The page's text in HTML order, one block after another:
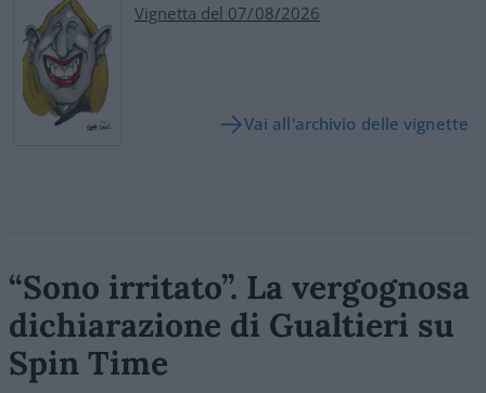
Vignetta del 07/08/2026
Vai all'archivio delle vignette
“Sono irritato”. La vergognosa
dichiarazione di Gualtieri su
Spin Time